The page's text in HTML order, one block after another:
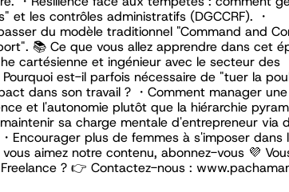
et les contrôles administratifs (DGCCRF). ・
du modèle traditionnel "Command and
📚 Ce que vous allez apprendre dans cet
cartésienne et ingénieur avec le secteur des
est-il parfois nécessaire de "tuer la
dans son travail ? ・Comment manager
et l'autonomie plutôt que la hiérarchie
sa charge mentale d'entrepreneur via
Encourager plus de femmes à s'imposer dans
aimez notre contenu, abonnez-vous 💜
? 👉 Contactez-nous :